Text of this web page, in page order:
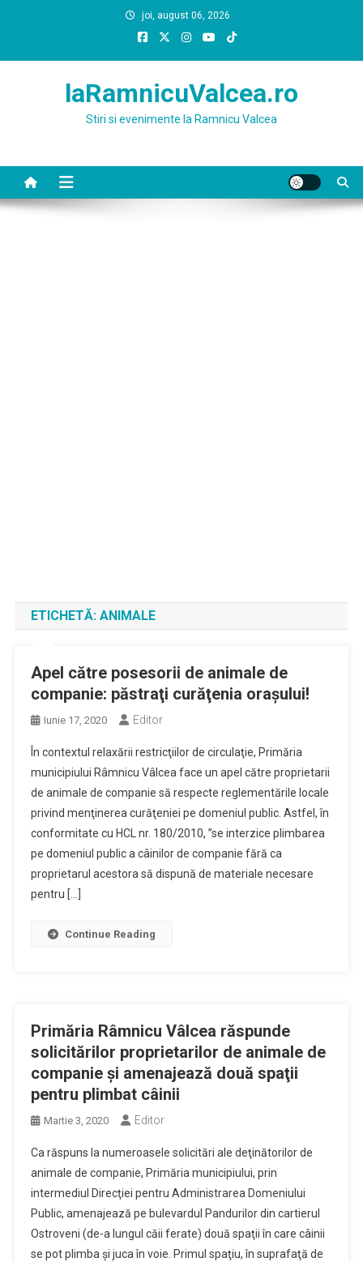
joi, august 06, 2026
laRamnicuValcea.ro
Stiri si evenimente la Ramnicu Valcea
ETICHETĂ: ANIMALE
Apel către posesorii de animale de
companie: păstraţi curăţenia oraşului!
Iunie 17, 2020 Editor
În contextul relaxării restricţiilor de circulaţie, Primăria
municipiului Râmnicu Vâlcea face un apel către proprietarii
de animale de companie să respecte reglementările locale
privind menţinerea curăţeniei pe domeniul public. Astfel, în
conformitate cu HCL nr. 180/2010, ”se interzice plimbarea
pe domeniul public a câinilor de companie fără ca
proprietarul acestora să dispună de materiale necesare
pentru […]
Continue Reading
Primăria Râmnicu Vâlcea răspunde
solicitărilor proprietarilor de animale de
companie şi amenajează două spaţii
pentru plimbat câinii
Martie 3, 2020 Editor
Ca răspuns la numeroasele solicitări ale deţinătorilor de
animale de companie, Primăria municipiului, prin
intermediul Direcţiei pentru Administrarea Domeniului
Public, amenajează pe bulevardul Pandurilor din cartierul
Ostroveni (de-a lungul căii ferate) două spaţii în care câinii
se pot plimba şi juca în voie. Primul spaţiu, în suprafaţă de